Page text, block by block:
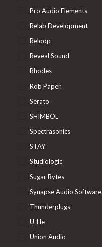
Pro Audio Elements
Relab Development
Reloop
Reveal Sound
Rhodes
Rob Papen
Serato
SHIMBOL
Spectrasonics
STAY
Studiologic
Sugar Bytes
Synapse Audio Software
Thunderplugs
U-He
Union Audio